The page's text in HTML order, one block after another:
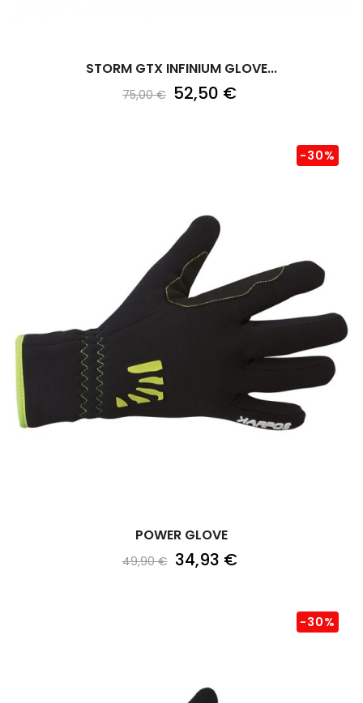
STORM GTX INFINIUM GLOVE...
75,00 € 52,50 €
POWER GLOVE
49,90 €
-30%
34,93 €
-30%